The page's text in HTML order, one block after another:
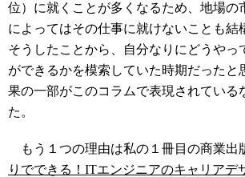
位）に就くことが多くなるため、地場の
によってはその仕事に就けないことも結
そうしたことから、自分なりにどうやっ
ができるかを模索していた時期だったと
果の一部がこのコラムで表現されている
た。
もう１つの理由は私の１冊目の商業出
りでできる！ITエンジニアのキャリアデ